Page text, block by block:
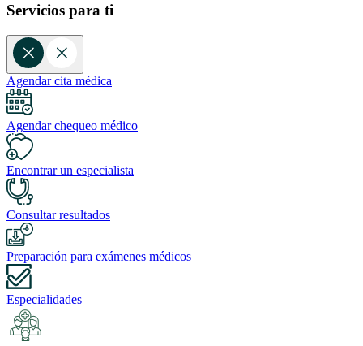
Servicios para ti
Agendar cita médica
Agendar chequeo médico
Encontrar un especialista
Consultar resultados
Preparación para exámenes médicos
Especialidades